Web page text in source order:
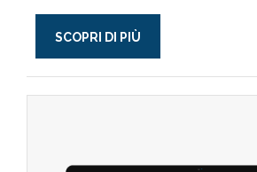
SCOPRI DI PIÙ